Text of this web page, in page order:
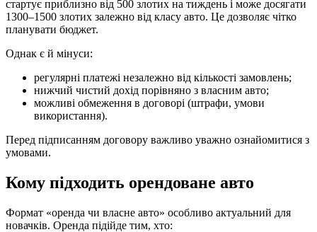
стартує приблизно від 500 злотих на тиждень і може досягати
1300–1500 злотих залежно від класу авто. Це дозволяє чітко
планувати бюджет.
Однак є й мінуси:
регулярні платежі незалежно від кількості замовлень;
нижчий чистий дохід порівняно з власним авто;
можливі обмеження в договорі (штрафи, умови
використання).
Перед підписанням договору важливо уважно ознайомитися з
умовами.
Кому підходить орендоване авто
Формат «оренда чи власне авто» особливо актуальний для
новачків. Оренда підійде тим, хто: